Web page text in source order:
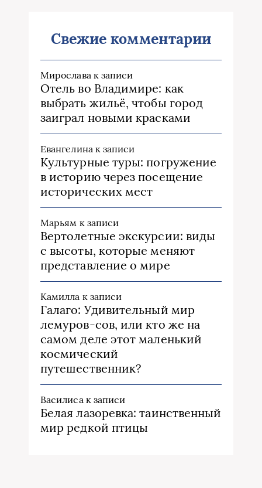
Свежие комментарии
Мирославак записи
Отель во Владимире: как
выбрать жильё, чтобы город
заиграл новыми красками
Евангелинак записи
Культурные туры: погружение
в историю через посещение
исторических мест
Марьям к записи
Вертолетные экскурсии: виды
с высоты, которые меняют
представление о мире
Камилла к записи
Галаго: Удивительный мир
лемуров-сов, или кто же на
самом деле этот маленький
космический
путешественник?
Василисак записи
Белая лазоревка: таинственный
мир редкой птицы